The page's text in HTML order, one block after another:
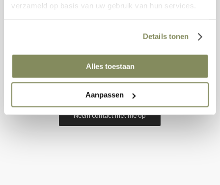
verzameld op basis van uw gebruik van hun services.
Details tonen
Alles toestaan
Aanpassen
Na goedkeuring van de offerte doen wij de bestelling.
Je ontvangt van ons een duidelijke videohandleiding
zodat je zelf aan de slag kan.
Neem contact met me op